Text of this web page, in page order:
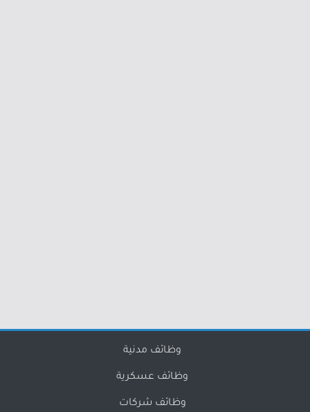
وظائف مدنية
وظائف عسكرية
وظائف شركات